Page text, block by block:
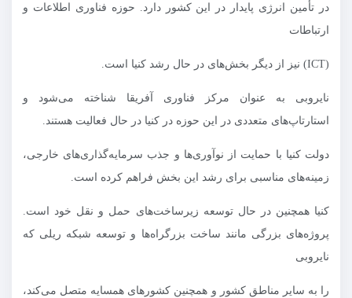
در تأمین انرژی پایدار در این کشور دارد. حوزه فناوری اطلاعات و
ارتباطات
(ICT) نیز از دیگر بخش‌های در حال رشد کنیا است.
نایروبی به عنوان مرکز فناوری آفریقا شناخته می‌شود و
استارتاپ‌های متعددی در این حوزه در کنیا در حال فعالیت هستند.
دولت کنیا با حمایت از نوآوری‌ها و جذب سرمایه‌گذاری‌های خارجی،
زمینه‌های مناسبی برای رشد این بخش فراهم کرده است.
کنیا همچنین در حال توسعه زیرساخت‌های حمل و نقل خود است.
پروژه‌های بزرگی مانند ساخت بزرگراه‌ها و توسعه شبکه ریلی که
نایروبی
را به سایر مناطق کشور و همچنین کشورهای همسایه متصل می‌کند،